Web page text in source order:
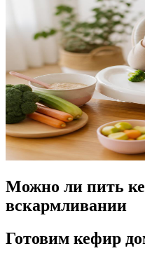
Можно ли пить
вскармливании
Готовим кефир